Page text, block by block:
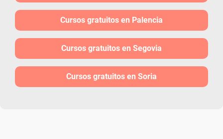
Cursos gratuitos en Palencia
Cursos gratuitos en Segovia
Cursos gratuitos en Soria